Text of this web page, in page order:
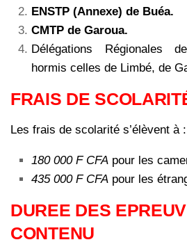
ENSTP (Annexe) de Buéa.
CMTP de Garoua.
Délégations Régionales
hormis celles de Limbé, de
FRAIS DE
Les frais de scolarité s’élèvent à :
180 000 F CFA pour les
435 000 F CFA pour les
DUREE DES
CONTENU